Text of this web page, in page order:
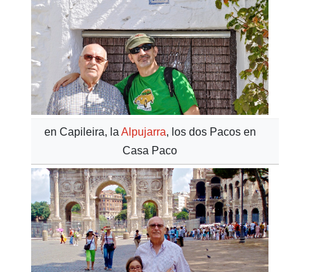
en Capileira, la Alpujarra, los dos Pacos en
Casa Paco